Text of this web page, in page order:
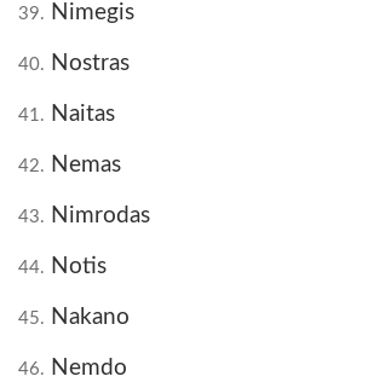
39. Nimegis
40. Nostras
41. Naitas
42. Nemas
43. Nimrodas
44. Notis
45. Nakano
46. Nemdo